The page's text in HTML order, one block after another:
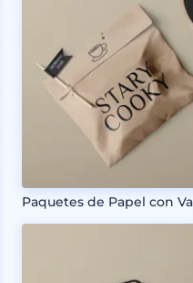
Paquetes de Papel con